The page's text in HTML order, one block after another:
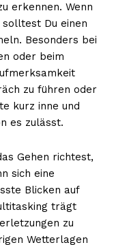
erkennen. Wenn
Du einen
Besonders bei
oder beim
zu führen oder
kurz inne und
es zulässt.
Gehen richtest,
sich eine
Blicken auf
trägt
zu
Wetterlagen